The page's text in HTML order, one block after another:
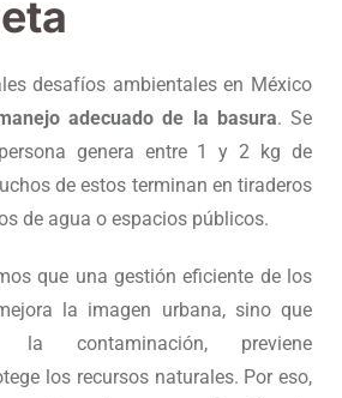
desafíos ambientales en México
adecuado de la basura. Se
genera entre 1 y 2 kg de
de estos terminan en tiraderos
de agua o espacios públicos.
que una gestión eficiente de los
la imagen urbana, sino que
la contaminación, previene
los recursos naturales. Por eso,